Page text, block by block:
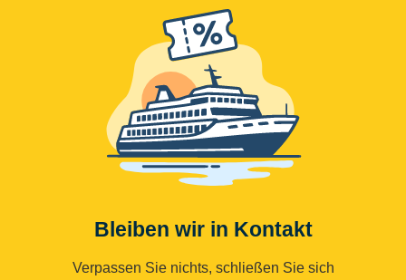
Bleiben wir in Kontakt
Verpassen Sie nichts, schließen Sie sich